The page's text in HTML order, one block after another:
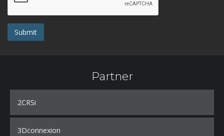
Submit
Partner
2CRSi
3Dconnexion